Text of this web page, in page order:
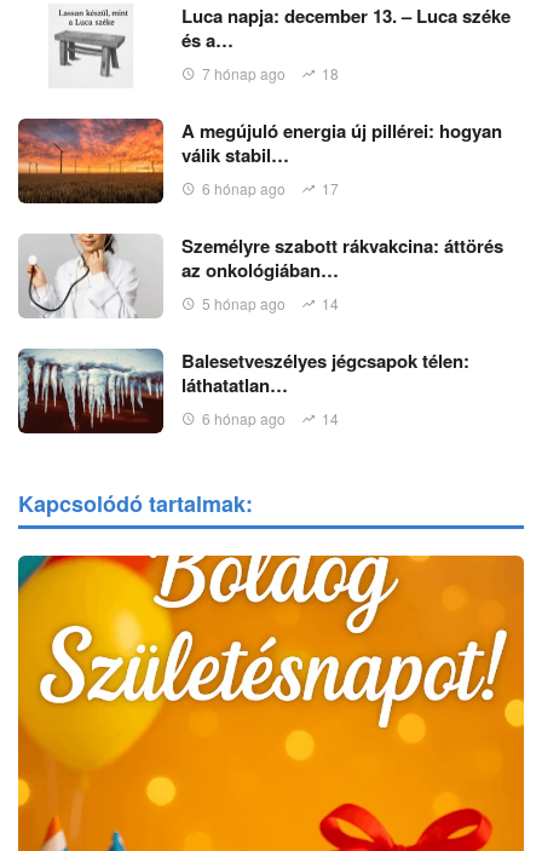
Luca napja: december 13. – Luca széke
és a…
7 hónap ago 18
A megújuló energia új pillérei: hogyan
válik stabil…
6 hónap ago 17
Személyre szabott rákvakcina: áttörés
az onkológiában…
5 hónap ago 14
Balesetveszélyes jégcsapok télen:
láthatatlan…
6 hónap ago 14
Kapcsolódó tartalmak: